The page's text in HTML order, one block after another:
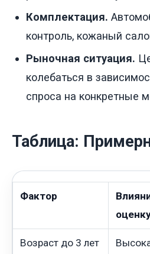
Комплектация.
контроль, кожаный
Рыночная ситуация.
колебаться в
спроса на конкретные
Таблица:
Фактор
Возраст до 3 лет